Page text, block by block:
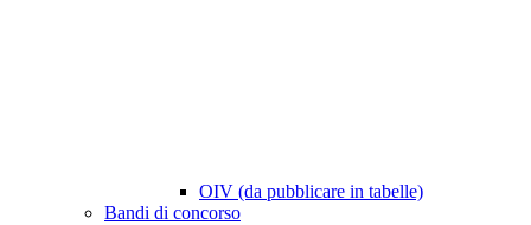
OIV (da pubblicare in tabelle)
Bandi di concorso